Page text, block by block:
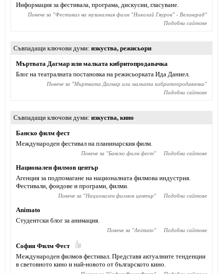
Информация за фестивала, програма, дискусии, гласуване.
Повече за "Фестивал на музикалния филм "Николай Гяуров" - Велинград"
Подобни сайтове
Съвпадащи ключови думи изкуства, режисьори
Мъртвата Дагмар или малката кибритопродавачка
Блог на театралната постановка на режисьорката Ида Даниел.
Повече за "Мъртвата Дагмар или малката кибритопродавачка"
Подобни сайтове
Съвпадащи ключови думи изкуства, кино
Банско филм фест
Международен фестивал на планинарския филм.
Повече за "Банско филм фест" Подобни сайтове
Национален филмов център
Агенция за подпомагане на националната филмова индустрия.
Фестивали, фондове и програми, филми.
Повече за "Национален филмов център" Подобни сайтове
Animato
Студентски блог за анимация.
Повече за "Animato" Подобни сайтове
София Филм Фест
Международен филмов фестивал. Представя актуалните тенденции
в световното кино и най-новото от българското кино.